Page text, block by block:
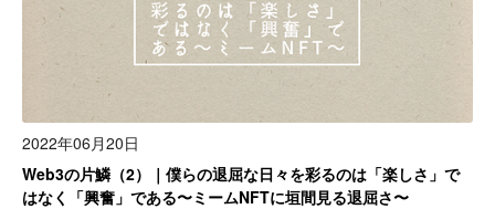
2022年06月20日
Web3の片鱗（2）｜僕らの退屈な日々を彩るのは「楽しさ」で
はなく「興奮」である〜ミームNFTに垣間見る退屈さ〜